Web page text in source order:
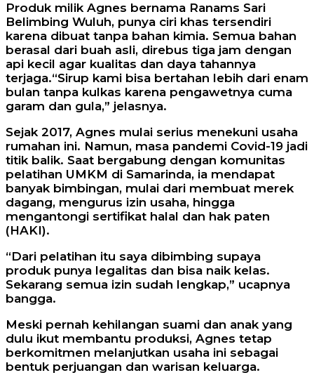
Produk milik Agnes bernama Ranams Sari
Belimbing Wuluh, punya ciri khas tersendiri
karena dibuat tanpa bahan kimia. Semua bahan
berasal dari buah asli, direbus tiga jam dengan
api kecil agar kualitas dan daya tahannya
terjaga.“Sirup kami bisa bertahan lebih dari enam
bulan tanpa kulkas karena pengawetnya cuma
garam dan gula,” jelasnya.
Sejak 2017, Agnes mulai serius menekuni usaha
rumahan ini. Namun, masa pandemi Covid-19 jadi
titik balik. Saat bergabung dengan komunitas
pelatihan UMKM di Samarinda, ia mendapat
banyak bimbingan, mulai dari membuat merek
dagang, mengurus izin usaha, hingga
mengantongi sertifikat halal dan hak paten
(HAKI).
“Dari pelatihan itu saya dibimbing supaya
produk punya legalitas dan bisa naik kelas.
Sekarang semua izin sudah lengkap,” ucapnya
bangga.
Meski pernah kehilangan suami dan anak yang
dulu ikut membantu produksi, Agnes tetap
berkomitmen melanjutkan usaha ini sebagai
bentuk perjuangan dan warisan keluarga.